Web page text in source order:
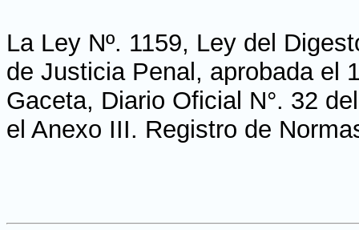
La Ley Nº. 1159, Ley del
de Justicia Penal, aprobada el
Gaceta, Diario Oficial N°. 32
el Anexo III. Registro de